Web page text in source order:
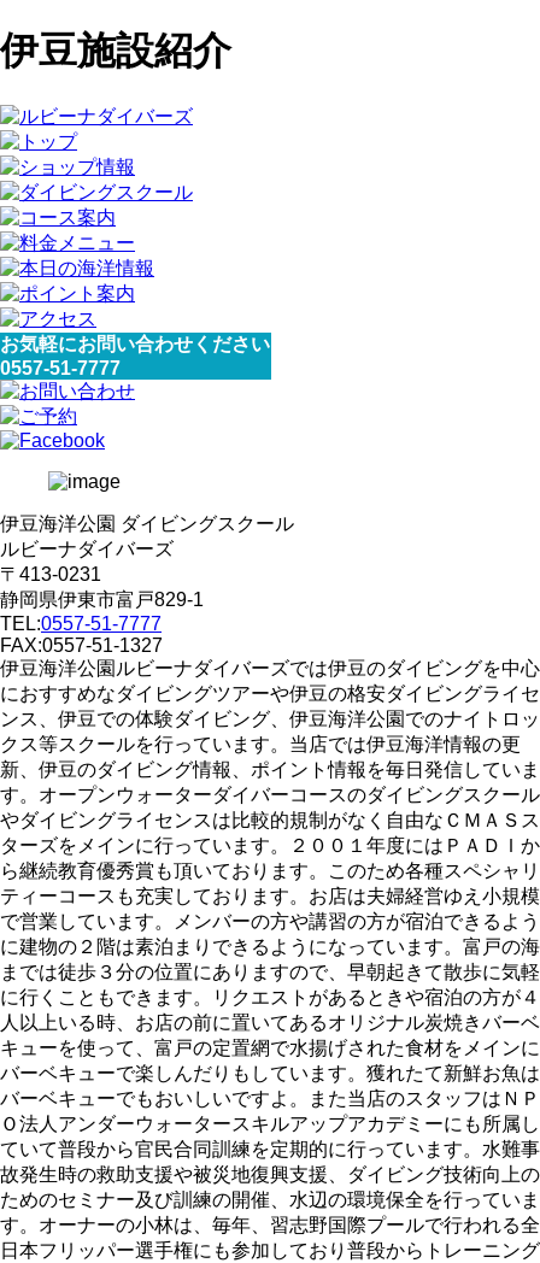
伊豆施設紹介
お気軽にお問い合わせください
0557-51-7777
伊豆海洋公園 ダイビングスクール
ルビーナダイバーズ
〒413-0231
静岡県伊東市富戸829-1
TEL:0557-51-7777
FAX:0557-51-1327
伊豆海洋公園ルビーナダイバーズでは伊豆のダイビングを中心
におすすめなダイビングツアーや伊豆の格安ダイビングライセ
ンス、伊豆での体験ダイビング、伊豆海洋公園でのナイトロッ
クス等スクールを行っています。当店では伊豆海洋情報の更
新、伊豆のダイビング情報、ポイント情報を毎日発信していま
す。オープンウォーターダイバーコースのダイビングスクール
やダイビングライセンスは比較的規制がなく自由なＣＭＡＳス
ターズをメインに行っています。２００１年度にはＰＡＤＩか
ら継続教育優秀賞も頂いております。このため各種スペシャリ
ティーコースも充実しております。お店は夫婦経営ゆえ小規模
で営業しています。メンバーの方や講習の方が宿泊できるよう
に建物の２階は素泊まりできるようになっています。富戸の海
までは徒歩３分の位置にありますので、早朝起きて散歩に気軽
に行くこともできます。リクエストがあるときや宿泊の方が４
人以上いる時、お店の前に置いてあるオリジナル炭焼きバーベ
キューを使って、富戸の定置網で水揚げされた食材をメインに
バーベキューで楽しんだりもしています。獲れたて新鮮お魚は
バーベキューでもおいしいですよ。また当店のスタッフはＮＰ
Ｏ法人アンダーウォータースキルアップアカデミーにも所属し
ていて普段から官民合同訓練を定期的に行っています。水難事
故発生時の救助支援や被災地復興支援、ダイビング技術向上の
ためのセミナー及び訓練の開催、水辺の環境保全を行っていま
す。オーナーの小林は、毎年、習志野国際プールで行われる全
日本フリッパー選手権にも参加しており普段からトレーニング